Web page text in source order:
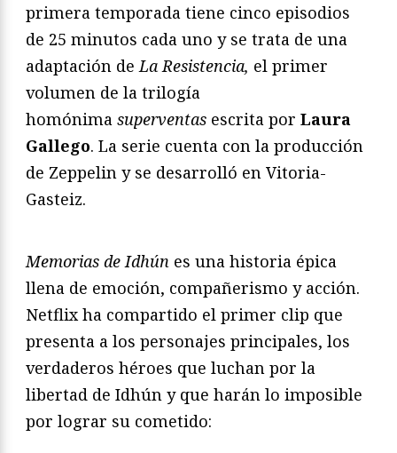
primera temporada tiene cinco episodios
de 25 minutos cada uno y se trata de una
adaptación de La Resistencia, el primer
volumen de la trilogía
homónima superventas escrita por Laura
Gallego. La serie cuenta con la producción
de Zeppelin y se desarrolló en Vitoria-
Gasteiz.
Memorias de Idhún es una historia épica
llena de emoción, compañerismo y acción.
Netflix ha compartido el primer clip que
presenta a los personajes principales, los
verdaderos héroes que luchan por la
libertad de Idhún y que harán lo imposible
por lograr su cometido: